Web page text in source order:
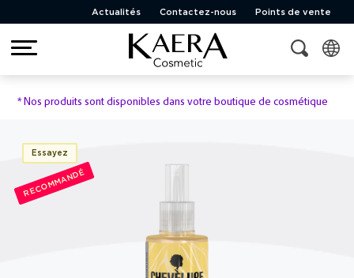
Actualités Contactez-nous Points de vente
*Nos produits sont disponibles dans votre boutique de cosmétique
Essayez
RECOMMANDÉ